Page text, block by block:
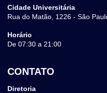
Cidade Universitária
Rua do Matão, 1226 - São
Horário
De 07:30 a 21:00
CONTATO
Diretoria